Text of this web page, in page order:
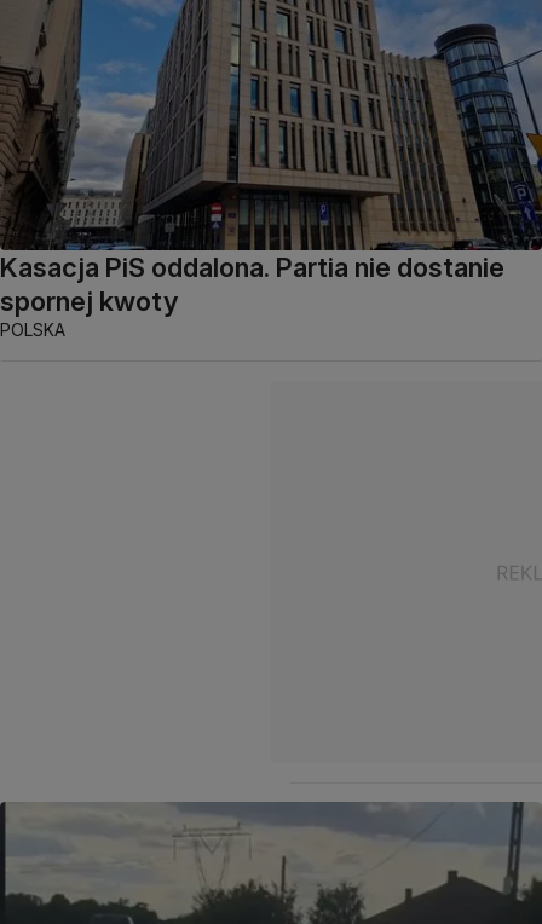
Kasacja PiS oddalona. Partia nie dostanie
spornej kwoty
POLSKA